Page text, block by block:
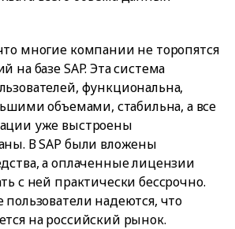
многие компании не торопятся
на базе SAP. Эта система
функциональна,
объемами, стабильна, а все
уже выстроены
В SAP были вложены
а оплаченные лицензии
с ней практически бессрочно.
надеются, что
на российский рынок.